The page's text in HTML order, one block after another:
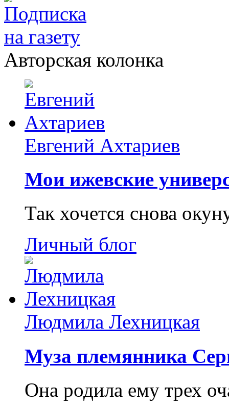
Авторская колонка
Евгений Ахтариев
Мои ижевские
Так хочется снова
Личный блог
Людмила Лехницкая
Муза племянника
Она родила ему трех